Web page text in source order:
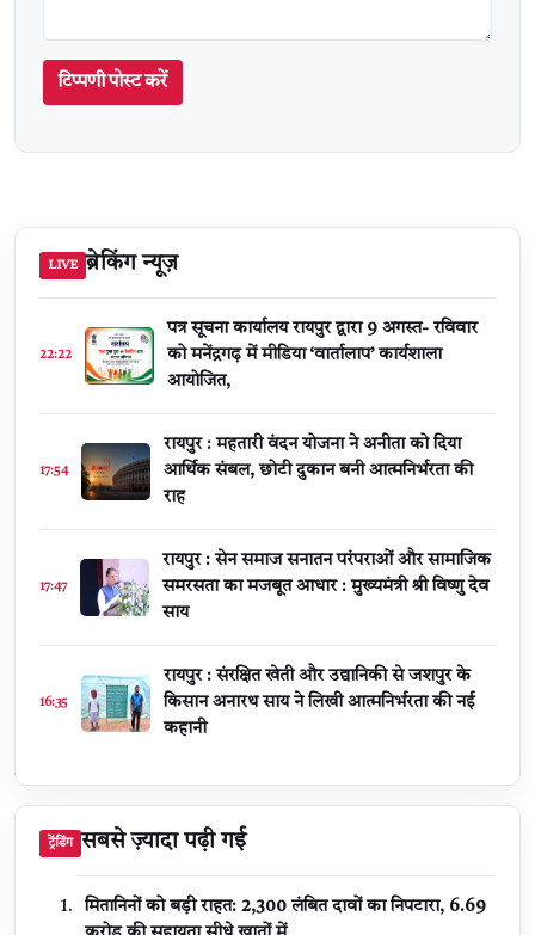
टिप्पणी पोस्ट करें
LIVE ब्रेकिंग न्यूज़
22:22
पत्र सूचना कार्यालय रायपुर द्वारा 9 अगस्त- रविवार
को मनेंद्रगढ़ में मीडिया ‘वार्तालाप’ कार्यशाला
आयोजित,
17:54
रायपुर : महतारी वंदन योजना ने अनीता को दिया
आर्थिक संबल, छोटी दुकान बनी आत्मनिर्भरता की
राह
17:47
रायपुर : सेन समाज सनातन परंपराओं और सामाजिक
समरसता का मजबूत आधार : मुख्यमंत्री श्री विष्णु देव
साय
16:35
रायपुर : संरक्षित खेती और उद्यानिकी से जशपुर के
किसान अनारथ साय ने लिखी आत्मनिर्भरता की नई
कहानी
ट्रेंडिंग सबसे ज़्यादा पढ़ी गई
मितानिनों को बड़ी राहत: 2,300 लंबित दावों का निपटारा, ₹6.69